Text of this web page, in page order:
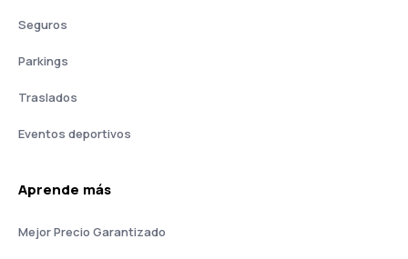
Seguros
Parkings
Traslados
Eventos deportivos
Aprende más
Mejor Precio Garantizado